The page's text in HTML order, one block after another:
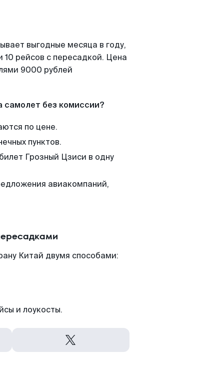
выгодные месяца в году,
рейсов с пересадкой. Цена
9000 рублей
самолет без комиссии?
по цене.
пунктов.
Грозный Цзиси в одну
авиакомпаний,
Китай двумя способами:
и лоукосты.